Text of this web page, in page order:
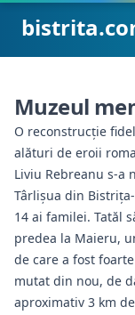
Muzeul
O reconstrucție
alături de eroii
Liviu Rebreanu s-a
Târlișua din
14 ai familei. Tatăl
predea la Maieru,
de care a fost
mutat din nou, de
aproximativ 3 km